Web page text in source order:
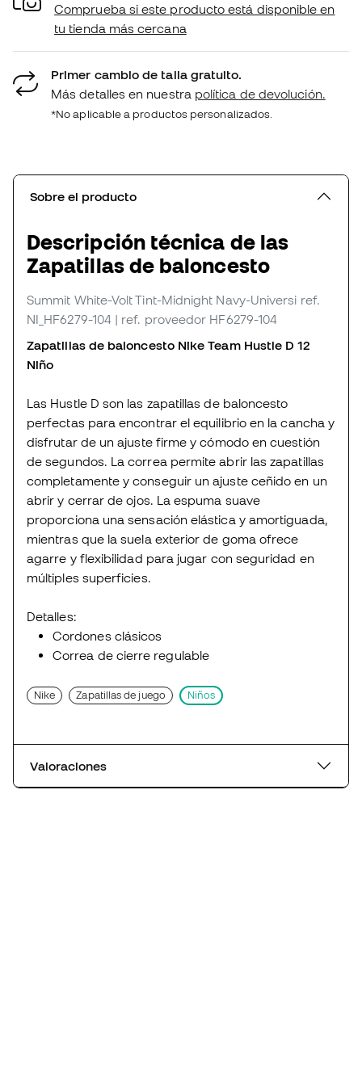
Comprueba si este producto está disponible en
tu tienda más cercana
Primer cambio de talla gratuito.
Más detalles en nuestra política de devolución.
*No aplicable a productos personalizados.
Sobre el producto
Descripción técnica de las
Zapatillas de baloncesto
Summit White-Volt Tint-Midnight Navy-Universi ref.
NI_HF6279-104 | ref. proveedor HF6279-104
Zapatillas de baloncesto Nike Team Hustle D 12
Niño
Las Hustle D son las zapatillas de baloncesto
perfectas para encontrar el equilibrio en la cancha y
disfrutar de un ajuste firme y cómodo en cuestión
de segundos. La correa permite abrir las zapatillas
completamente y conseguir un ajuste ceñido en un
abrir y cerrar de ojos. La espuma suave
proporciona una sensación elástica y amortiguada,
mientras que la suela exterior de goma ofrece
agarre y flexibilidad para jugar con seguridad en
múltiples superficies.
Detalles:
Cordones clásicos
Correa de cierre regulable
Nike Zapatillas de juego Niños
Valoraciones